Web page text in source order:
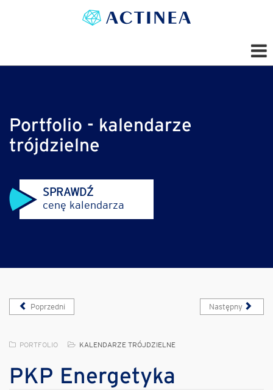
Portfolio - kalendarze
trójdzielne
SPRAWDŹ
cenę kalendarza
Poprzedni Następny
PORTFOLIO KALENDARZE TRÓJDZIELNE
PKP Energetyka